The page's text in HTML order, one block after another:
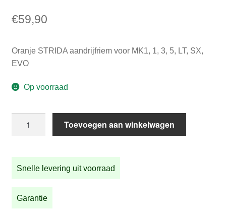
€59,90
Oranje STRIDA aandrijfriem voor MK1, 1, 3, 5, LT, SX,
EVO
Op voorraad
voor
STRIDA
3,
5,
Toevoegen aan winkelwagen
Snelle levering uit voorraad
Garantie